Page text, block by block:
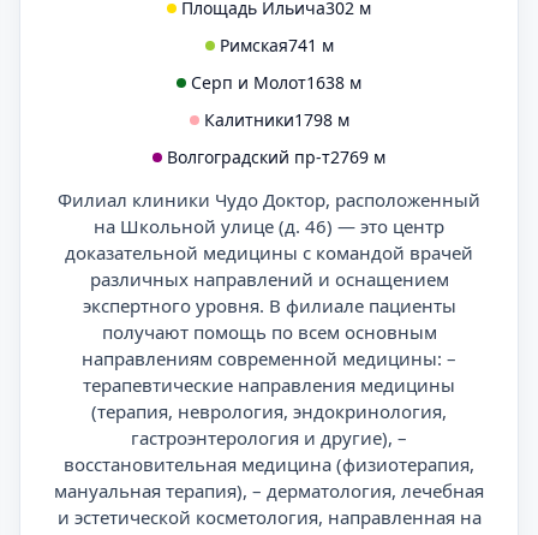
Площадь Ильича302 м
Римская741 м
Серп и Молот1638 м
Калитники1798 м
Волгоградский пр-т2769 м
Филиал клиники Чудо Доктор, расположенный
на Школьной улице (д. 46) — это центр
доказательной медицины с командой врачей
различных направлений и оснащением
экспертного уровня. В филиале пациенты
получают помощь по всем основным
направлениям современной медицины: –
терапевтические направления медицины
(терапия, неврология, эндокринология,
гастроэнтерология и другие), –
восстановительная медицина (физиотерапия,
мануальная терапия), – дерматология, лечебная
и эстетической косметология, направленная на